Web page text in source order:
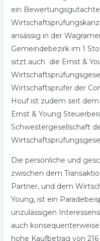
ein
ansässig in der
Gemeindebezirk im 1
sitzt auch die Ernst &
Wirtschaftsprüfer der
Houf ist zudem seit
Ernst & Young
Schwestergesellschaft
Die persönliche und
zwischen dem
Partner, und dem
Young, ist ein
unzulässigen
auch
hohe Kaufbetrag von